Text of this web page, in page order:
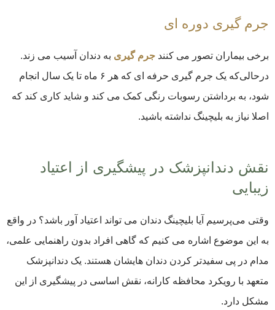
جرم‌ گیری دوره ‌ای
برخی بیماران تصور می‌ کنند جرم‌ گیری به دندان آسیب می ‌زند.
درحالی‌که یک جرم‌ گیری حرفه ‌ای که هر ۶ ماه تا یک سال انجام
شود، به برداشتن رسوبات رنگی کمک می‌ کند و شاید کاری کند که
اصلا نیاز به بلیچینگ نداشته باشید.
نقش دندانپزشک در پیشگیری از اعتیاد
زیبایی
وقتی می‌پرسیم آیا بلیچینگ دندان می تواند اعتیاد آور باشد؟ در واقع
به این موضوع اشاره می ‌کنیم که گاهی افراد بدون راهنمایی علمی،
مدام در پی سفیدتر کردن دندان‌ هایشان هستند. یک دندانپزشک
متعهد با رویکرد محافظه ‌کارانه، نقش اساسی در پیشگیری از این
مشکل دارد.